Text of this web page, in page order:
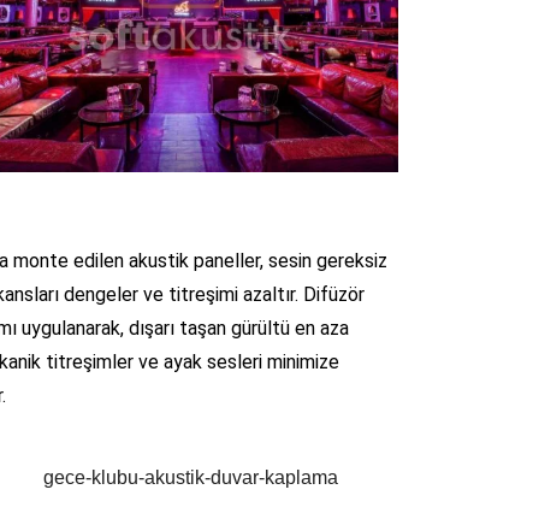
monte edilen akustik paneller, sesin gereksiz
dengeler ve titreşimi azaltır. Difüzör
uygulanarak, dışarı taşan gürültü en aza
titreşimler ve ayak sesleri minimize